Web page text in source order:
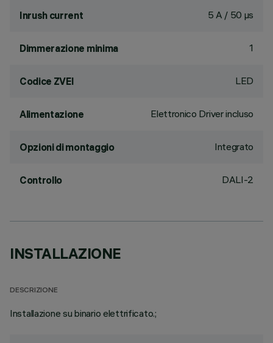
Inrush current 5 A / 50 µs
Dimmerazione minima 1
Codice ZVEI LED
Alimentazione Elettronico Driver incluso
Opzioni di montaggio Integrato
Controllo DALI-2
INSTALLAZIONE
DESCRIZIONE
Installazione su binario elettrificato.;